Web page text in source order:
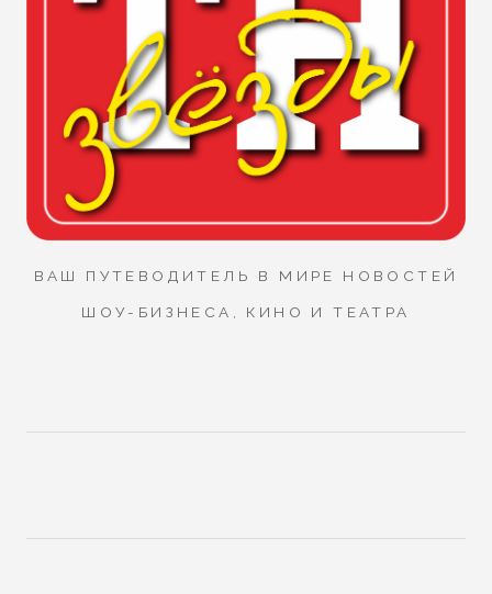
ВАШ ПУТЕВОДИТЕЛЬ В МИРЕ НОВОСТЕЙ
ШОУ-БИЗНЕСА, КИНО И ТЕАТРА